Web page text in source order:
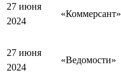
27 июня
2024
«Коммерсант»
27 июня
2024
«Ведомости»